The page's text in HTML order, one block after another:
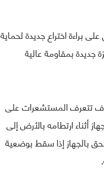
براءة اختراع جديدة لحماية
جديدة بمقاومة عالية
تتعرف المستشعرات على
ارتطامه بالأرض إلى
بالجهاز إذا سقط بوضعية